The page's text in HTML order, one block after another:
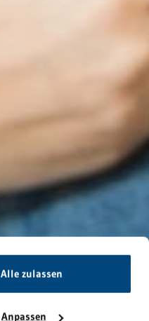
Alle zulassen
Anpassen